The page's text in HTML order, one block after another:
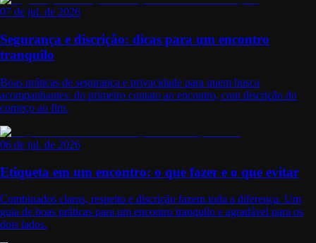
07 de jul. de 2026
Segurança e discrição: dicas para um encontro
tranquilo
Boas práticas de segurança e privacidade para quem busca
acompanhantes: do primeiro contato ao encontro, com discrição do
começo ao fim.
06 de jul. de 2026
Etiqueta em um encontro: o que fazer e o que evitar
Combinados claros, respeito e discrição fazem toda a diferença. Um
guia de boas práticas para um encontro tranquilo e agradável para os
dois lados.